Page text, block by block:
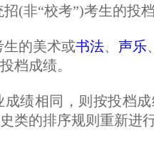
(非“校考”)考生的投
生的美术或书法、 声乐
档成绩。
成绩相同，则按投档
类的排序规则重新进